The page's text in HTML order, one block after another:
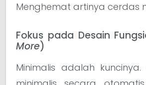
Menghemat artinya cerdas
Fokus pada Desain
More)
Minimalis adalah